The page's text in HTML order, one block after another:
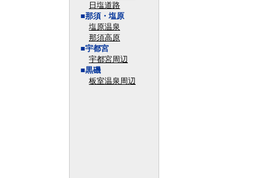
日塩道路
■那須・塩原
塩原温泉
那須高原
■宇都宮
宇都宮周辺
■黒磯
板室温泉周辺